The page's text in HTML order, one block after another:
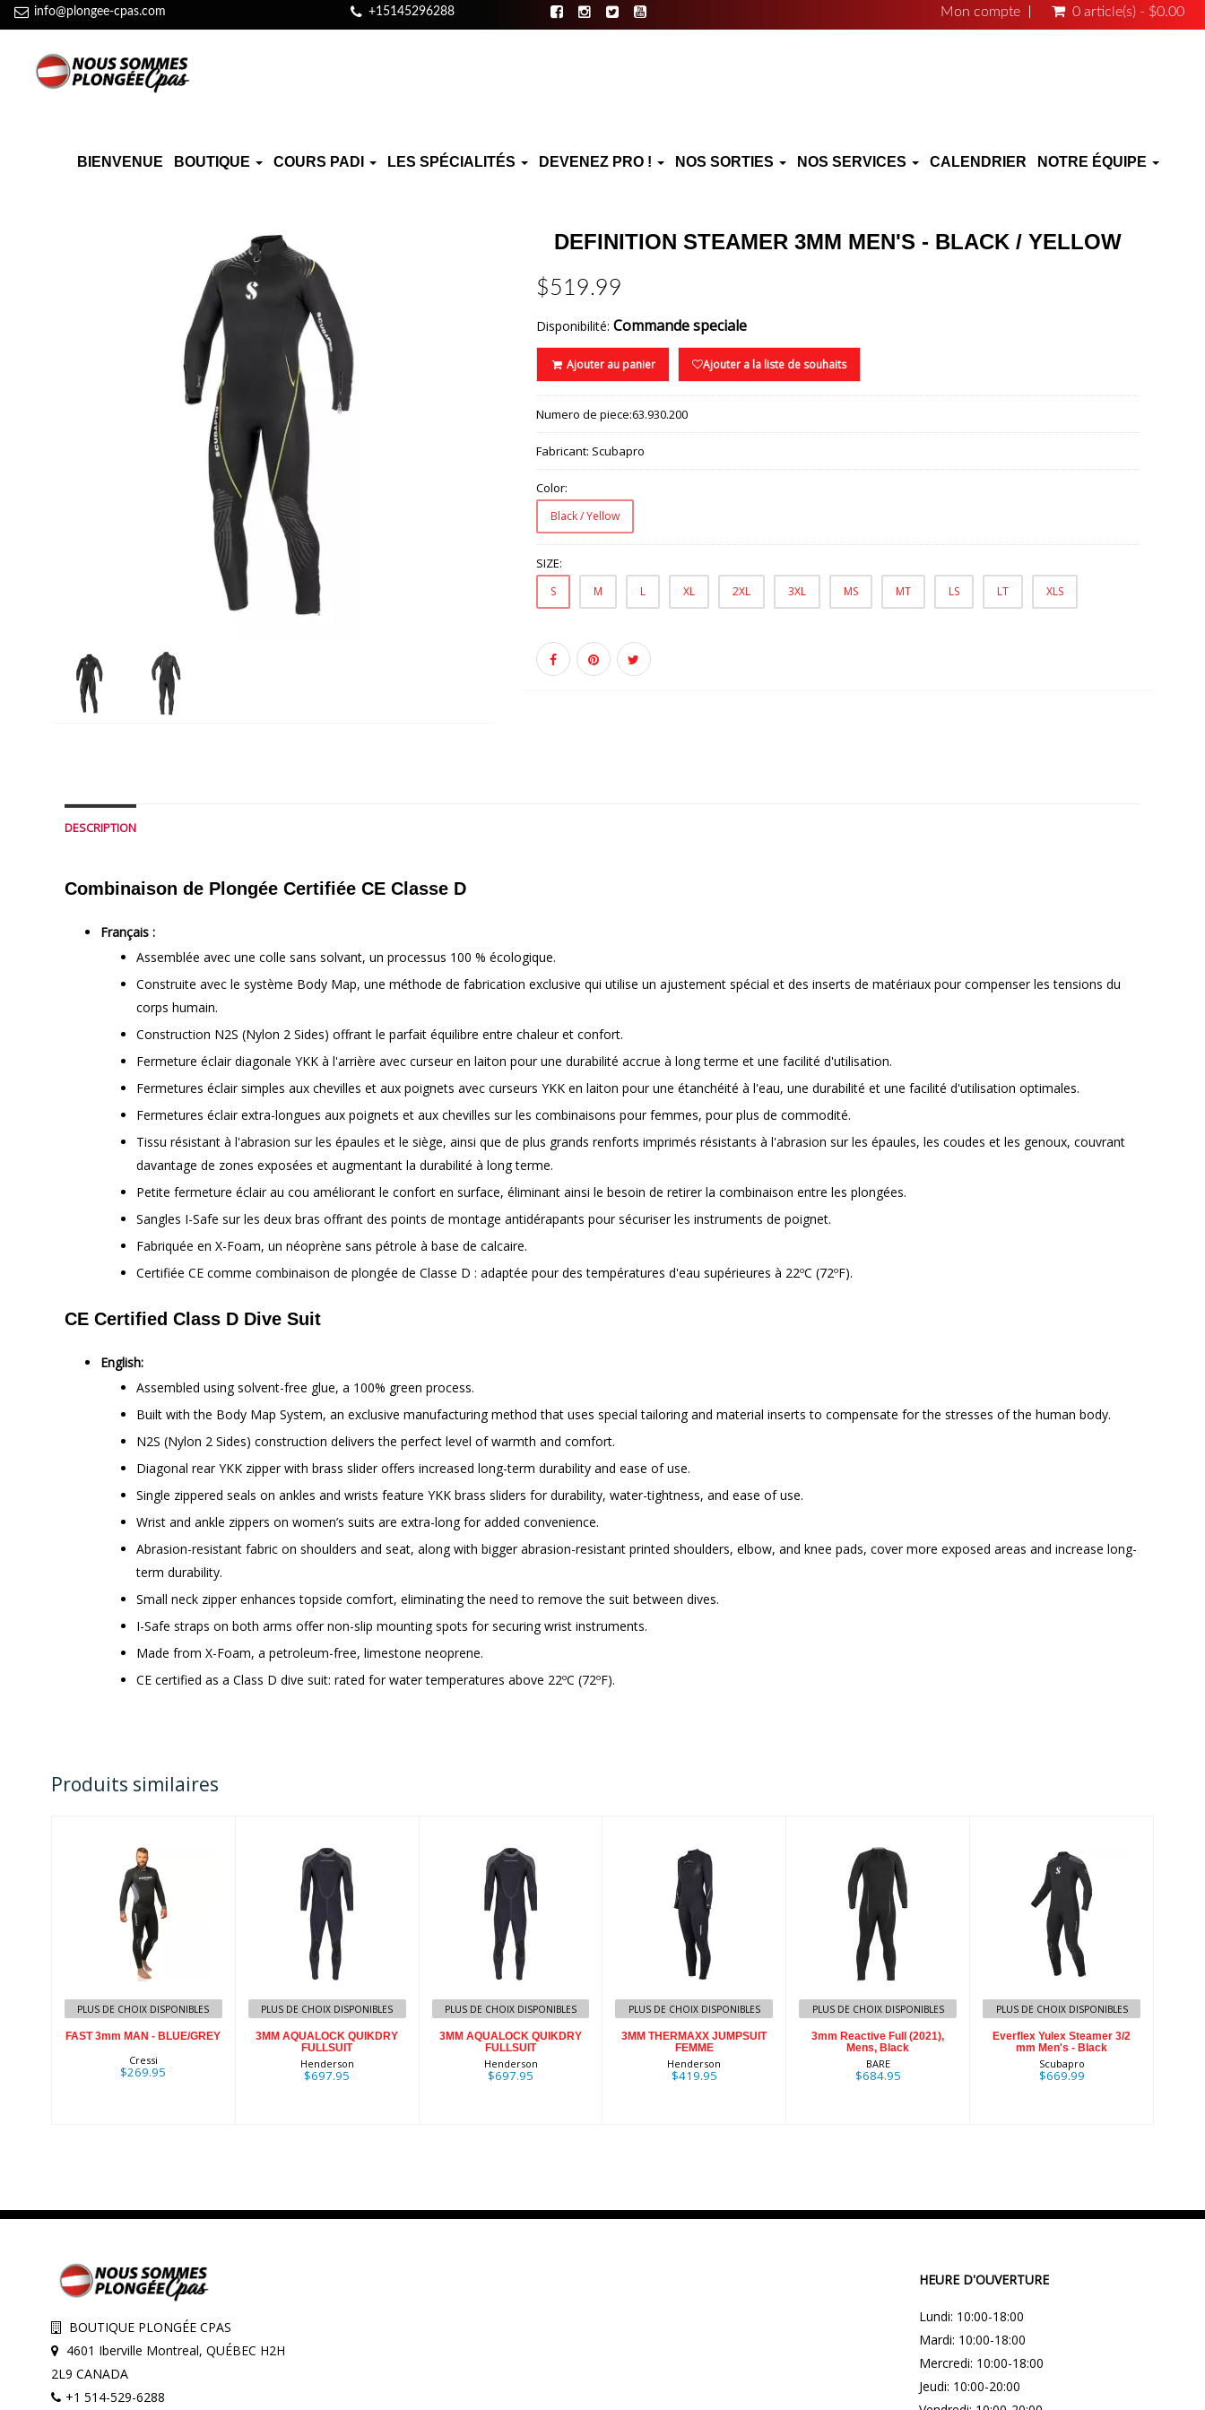
info@plongee-cpas.com +15145296288 Mon compte 0 article(s) - $0.00
BIENVENUE BOUTIQUE COURS PADI LES SPÉCIALITÉS DEVENEZ PRO ! NOS SORTIES NOS SERVICES CALENDRIER NOTRE ÉQUIPE
DEFINITION STEAMER 3MM MEN'S - BLACK / YELLOW
$519.99
Disponibilité: Commande speciale
Ajouter au panier Ajouter a la liste de souhaits
Numero de piece:63.930.200
Fabricant: Scubapro
Color:
Black / Yellow
SIZE:
S M L XL 2XL 3XL MS MT LS LT XLS
DESCRIPTION
Combinaison de Plongée Certifiée CE Classe D
Français :
Assemblée avec une colle sans solvant, un processus 100 % écologique.
Construite avec le système Body Map, une méthode de fabrication exclusive qui utilise un ajustement spécial et des inserts de matériaux pour compenser les tensions du
corps humain.
Construction N2S (Nylon 2 Sides) offrant le parfait équilibre entre chaleur et confort.
Fermeture éclair diagonale YKK à l'arrière avec curseur en laiton pour une durabilité accrue à long terme et une facilité d'utilisation.
Fermetures éclair simples aux chevilles et aux poignets avec curseurs YKK en laiton pour une étanchéité à l'eau, une durabilité et une facilité d'utilisation optimales.
Fermetures éclair extra-longues aux poignets et aux chevilles sur les combinaisons pour femmes, pour plus de commodité.
Tissu résistant à l'abrasion sur les épaules et le siège, ainsi que de plus grands renforts imprimés résistants à l'abrasion sur les épaules, les coudes et les genoux, couvrant
davantage de zones exposées et augmentant la durabilité à long terme.
Petite fermeture éclair au cou améliorant le confort en surface, éliminant ainsi le besoin de retirer la combinaison entre les plongées.
Sangles I-Safe sur les deux bras offrant des points de montage antidérapants pour sécuriser les instruments de poignet.
Fabriquée en X-Foam, un néoprène sans pétrole à base de calcaire.
Certifiée CE comme combinaison de plongée de Classe D : adaptée pour des températures d'eau supérieures à 22ºC (72ºF).
CE Certified Class D Dive Suit
English:
Assembled using solvent-free glue, a 100% green process.
Built with the Body Map System, an exclusive manufacturing method that uses special tailoring and material inserts to compensate for the stresses of the human body.
N2S (Nylon 2 Sides) construction delivers the perfect level of warmth and comfort.
Diagonal rear YKK zipper with brass slider offers increased long-term durability and ease of use.
Single zippered seals on ankles and wrists feature YKK brass sliders for durability, water-tightness, and ease of use.
Wrist and ankle zippers on women’s suits are extra-long for added convenience.
Abrasion-resistant fabric on shoulders and seat, along with bigger abrasion-resistant printed shoulders, elbow, and knee pads, cover more exposed areas and increase long-
term durability.
Small neck zipper enhances topside comfort, eliminating the need to remove the suit between dives.
I-Safe straps on both arms offer non-slip mounting spots for securing wrist instruments.
Made from X-Foam, a petroleum-free, limestone neoprene.
CE certified as a Class D dive suit: rated for water temperatures above 22ºC (72ºF).
Produits similaires
FAST 3mm MAN
- BLUE/GREY
$269.95
PLUS DE CHOIX DISPONIBLES
FAST 3mm MAN - BLUE/GREY
Cressi
$269.95
3MM
AQUALOCK
QUIKDRY
FULLSUIT
$697.95
PLUS DE CHOIX DISPONIBLES
3MM AQUALOCK QUIKDRY
FULLSUIT
Henderson
$697.95
3MM
AQUALOCK
QUIKDRY
FULLSUIT
$697.95
PLUS DE CHOIX DISPONIBLES
3MM AQUALOCK QUIKDRY
FULLSUIT
Henderson
$697.95
3MM
THERMAXX
JUMPSUIT
FEMME
$419.95
PLUS DE CHOIX DISPONIBLES
3MM THERMAXX JUMPSUIT
FEMME
Henderson
$419.95
3mm Reactive
Full (2021),
Mens, Black
$684.95
PLUS DE CHOIX DISPONIBLES
3mm Reactive Full (2021),
Mens, Black
BARE
$684.95
Everflex Yulex
Steamer 3/2 mm
Men's - Black
PLUS DE CHOIX DISPONIBLES
Everflex Yulex Steamer 3/2
mm Men's - Black
Scubapro
$669.99
BOUTIQUE PLONGÉE CPAS
4601 Iberville Montreal, QUÉBEC H2H
2L9 CANADA
+1 514-529-6288
HEURE D'OUVERTURE
Lundi: 10:00-18:00
Mardi: 10:00-18:00
Mercredi: 10:00-18:00
Jeudi: 10:00-20:00